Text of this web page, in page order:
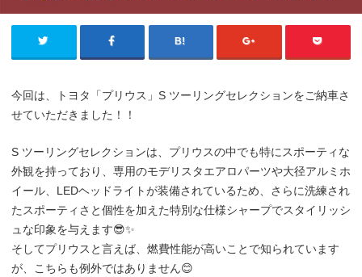
今回は、トヨタ「プリウス」S ツーリングセレクションをご納車さ
せていただきました！！
S ツーリングセレクションは、プリウスの中でも特にスポーティな
外観を持っており、専用のモデリスタエアロパーツや大径アルミホ
イール、LEDヘッドライトが装備されているため、さらに洗練され
たスポーティさと個性を加えた特別な仕様シャープでスタイリッシ
ュな印象を与えます😎✨
そしてプリウスと言えば、燃費性能が高いことで知られています
が、こちらも例外ではありません😊